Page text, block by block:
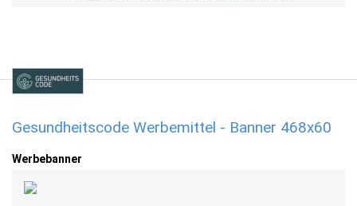
Gesundheitscode Werbemittel - Banner 468x60
Werbebanner